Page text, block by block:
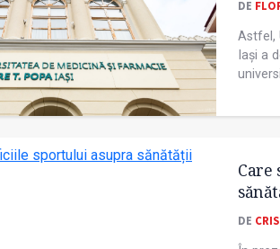
DE
Astfel,
Iași a
Care
DE